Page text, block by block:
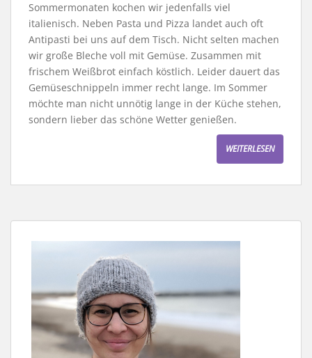
Sommermonaten kochen wir jedenfalls viel
italienisch. Neben Pasta und Pizza landet auch oft
Antipasti bei uns auf dem Tisch. Nicht selten machen
wir große Bleche voll mit Gemüse. Zusammen mit
frischem Weißbrot einfach köstlich. Leider dauert das
Gemüseschnippeln immer recht lange. Im Sommer
möchte man nicht unnötig lange in der Küche stehen,
sondern lieber das schöne Wetter genießen.
WEITERLESEN